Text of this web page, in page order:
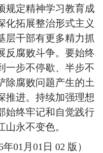
规定精神学习教育成
化拓展整治形式主义
层干部有更多精力抓
反腐败斗争。要始终
一步不停歇、半步不
除腐败问题产生的土
推进。持续加强理想
始终牢记和自觉践行
永不变色。
月01日 02 版）